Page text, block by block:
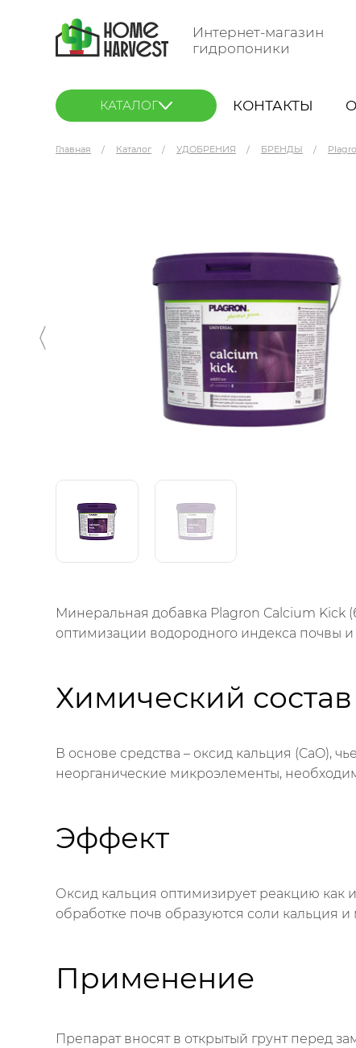
Интернет-магазин
гидропоники
КАТАЛОГ КОНТАКТЫ
Главная Каталог УДОБРЕНИЯ БРЕНДЫ
Минеральная добавка Plagron Calcium Kick
оптимизации водородного индекса почвы
Химический состав
В основе средства – оксид кальция (CaO),
неорганические микроэлементы,
Эффект
Оксид кальция оптимизирует реакцию как
обработке почв образуются соли кальция
Применение
Препарат вносят в открытый грунт перед